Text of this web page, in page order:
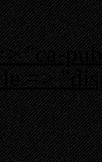
"ca-
=>